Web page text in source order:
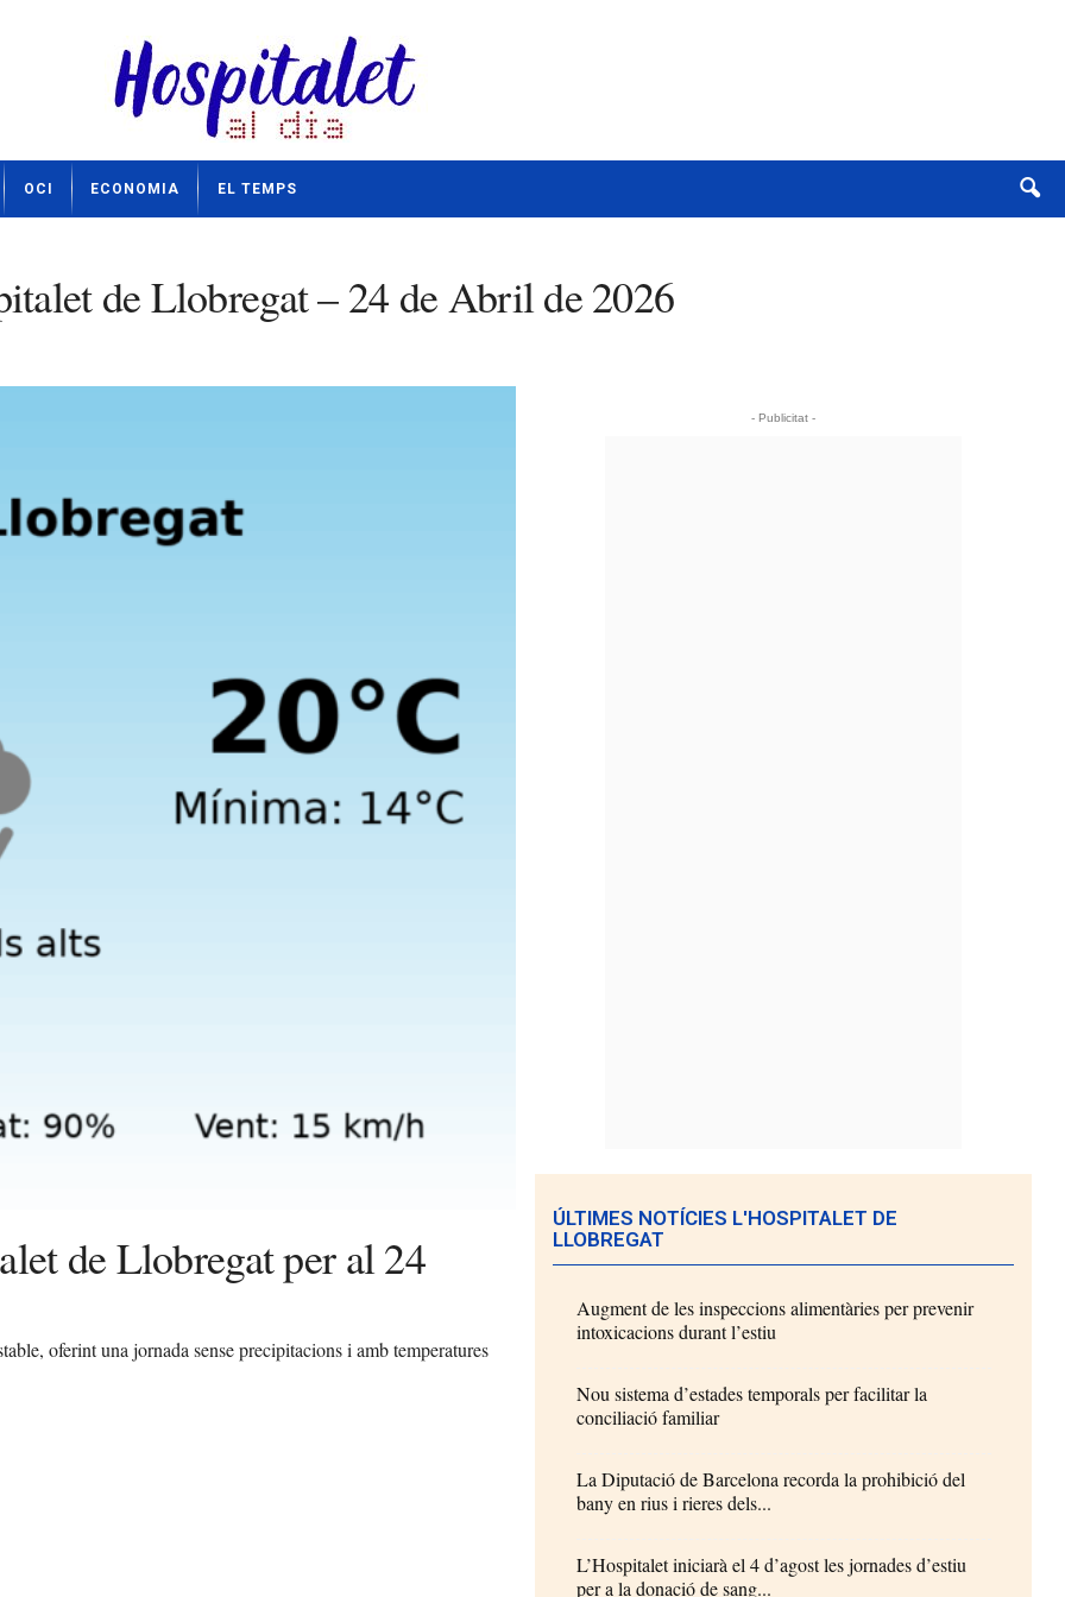
OCI ECONOMIA EL TEMPS
de Llobregat – 24 de Abril de 2026
de Llobregat per al 24
oferint una jornada sense precipitacions i amb temperatures
- Publicitat -
ÚLTIMES NOTÍCIES L'HOSPITALET DE
LLOBREGAT
Augment de les inspeccions alimentàries per prevenir
intoxicacions durant l’estiu
Nou sistema d’estades temporals per facilitar la
conciliació familiar
La Diputació de Barcelona recorda la prohibició del
bany en rius i rieres dels...
L’Hospitalet iniciarà el 4 d’agost les jornades d’estiu
per a la donació de sang...